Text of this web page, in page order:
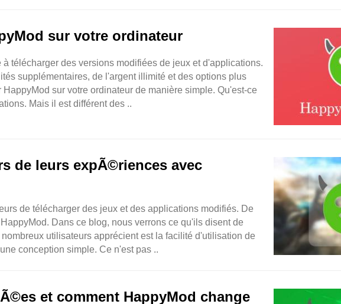
sur votre ordinateur
télécharger des versions modifiées de jeux et d'applications.
supplémentaires, de l'argent illimité et des options plus
sur votre ordinateur de manière simple. Qu'est-ce
Mais il est différent des ..
de leurs expÃ©riences avec
de télécharger des jeux et des applications modifiés. De
Dans ce blog, nous verrons ce qu'ils disent de
utilisateurs apprécient est la facilité d'utilisation de
conception simple. Ce n'est pas ..
et comment HappyMod change